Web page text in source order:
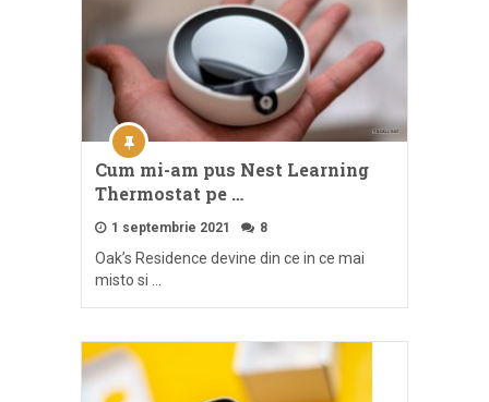
Cum mi-am pus Nest Learning
Thermostat pe …
1 septembrie 2021 8
Oak’s Residence devine din ce in ce mai
misto si …